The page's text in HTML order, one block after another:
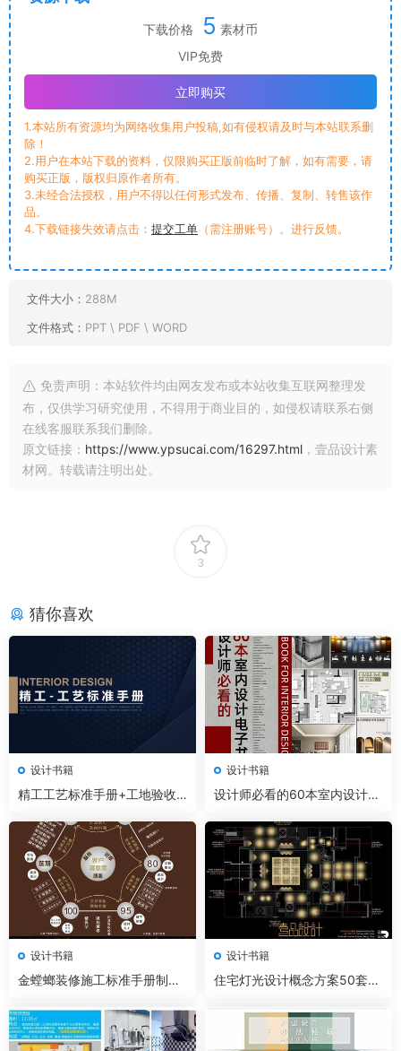
下载价格 5 素材币
VIP免费
立即购买
1.本站所有资源均为网络收集用户投稿,如有侵权请及时与本站联系删
除！
2.用户在本站下载的资料，仅限购买正版前临时了解，如有需要，请
购买正版，版权归原作者所有。
3.未经合法授权，用户不得以任何形式发布、传播、复制、转售该作
品。
4.下载链接失效请点击： 提交工单 （需注册账号）。进行反馈。
文件大小： 288M
文件格式： PPT \ PDF \ WORD
免责声明：本站软件均由网友发布或本站收集互联网整理发
布，仅供学习研究使用，不得用于商业目的，如侵权请联系右侧
在线客服联系我们删除。
原文链接： https://www.ypsucai.com/16297.html ，壹品设计素
材网。转载请注明出处。
3
猜你喜欢
设计书籍
精工工艺标准手册+工地验收
设计书籍
设计师必看的60本室内设计电
设计书籍
金螳螂装修施工标准手册制度
设计书籍
住宅灯光设计概念方案50套丨